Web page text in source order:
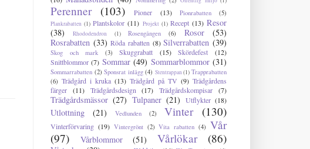
Perenner (103) Pioner (13) Pionrabatten (5)
Plankrabatten (1) Plantskolor (11) Projekt (1) Recept (13) Resor
(38)
Rhododendron (1) Rosengången (6) Rosor
(53)
Rosrabatten (33) Röda rabatten (8) Silverrabatten (39)
Skog och mark (3) Skuggrabatt (15) Skördefest
(12)
Snittblommor (7) Sommar (49) Sommarblommor (31)
Sommarrabatten (2) Sponsrat inlägg (4) Stentrappan(1) Trapprabatten
(6) Trädgård i kruka (13) Trädgård på TV (9) Trädgårdens
färger
(11) Trädgårdsdesign (17) Trädgårdskompisar (7)
Trädgårdsmässor (27) Tulpaner (21) Utflykter (18)
Utlottning (21) Vedlunden (2) Vinter (130)
Vinterförvaring (19) Vintergrönt (2) Vita rabatten (4) Vår
(97)
Vårblommor (51) Vårlökar (86)